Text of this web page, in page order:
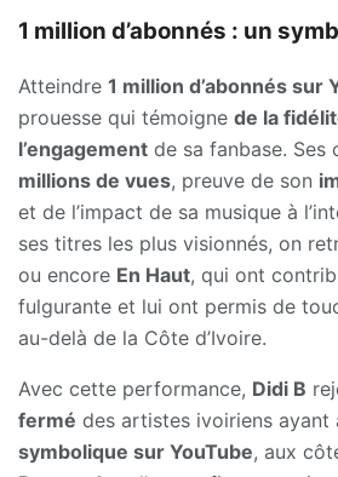
1 million d’abonnés : un
Atteindre 1 million d’abonnés sur
prouesse qui témoigne de la
l’engagement de sa fanbase. Ses
millions de vues, preuve de son
et de l’impact de sa musique à
ses titres les plus visionnés, on
ou encore En Haut, qui ont
fulgurante et lui ont permis de
au-delà de la Côte d’Ivoire.
Avec cette performance, Didi B
fermé des artistes ivoiriens ayant
symbolique sur YouTube, aux